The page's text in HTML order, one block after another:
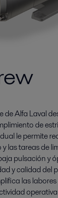
de Alfa Laval
de
le permite
las tareas de
pulsación y
y calidad del
las